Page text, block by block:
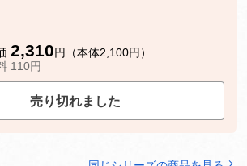
2,310円（本体2,100円）
110円
売り切れました